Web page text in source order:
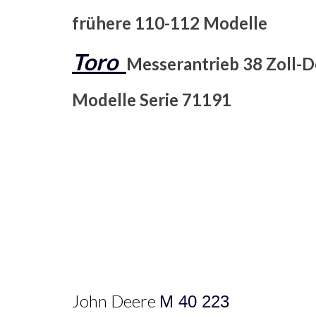
frühere 110-112 Modelle
Toro Messerantrieb 38 Zoll-
Modelle Serie 71191
John Deere M 40 223